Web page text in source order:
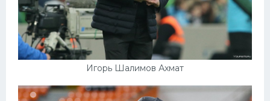
Игорь Шалимов Ахмат